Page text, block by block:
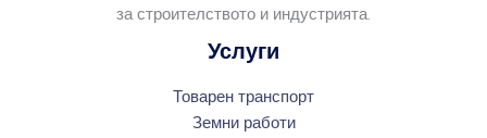
за строителството и индустрията.
Услуги
Товарен транспорт
Земни работи